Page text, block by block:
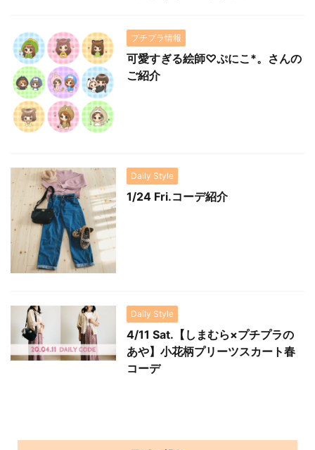
プチプラ情報
可愛すぎる絵師♡ぷにこ*。さんの
ご紹介
Daily Style
1/24 Fri.コーデ紹介
Daily Style
4/11 Sat.【しまむら×プチプラの
あや】小花柄プリーツスカート春
コーデ